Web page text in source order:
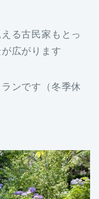
る古民家もとっ
広がります
ンです（冬季休